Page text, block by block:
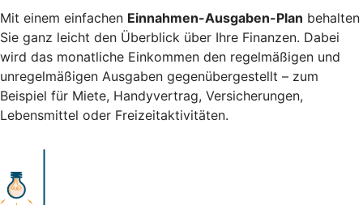
Mit einem einfachen Einnahmen-Ausgaben-Plan behalten
Sie ganz leicht den Überblick über Ihre Finanzen. Dabei
wird das monatliche Einkommen den regelmäßigen und
unregelmäßigen Ausgaben gegenübergestellt – zum
Beispiel für Miete, Handyvertrag, Versicherungen,
Lebensmittel oder Freizeitaktivitäten.